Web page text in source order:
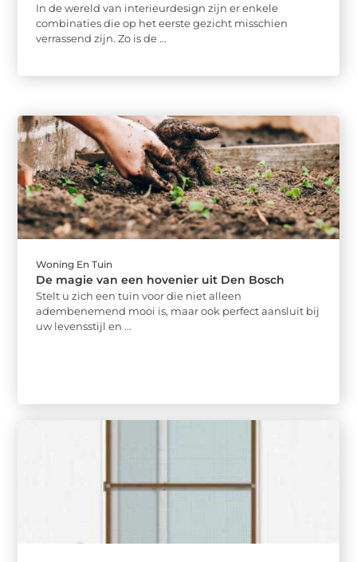
In de wereld van interieurdesign zijn er enkele
combinaties die op het eerste gezicht misschien
verrassend zijn. Zo is de ...
Woning En Tuin
De magie van een hovenier uit Den Bosch
Stelt u zich een tuin voor die niet alleen
adembenemend mooi is, maar ook perfect aansluit bij
uw levensstijl en ...